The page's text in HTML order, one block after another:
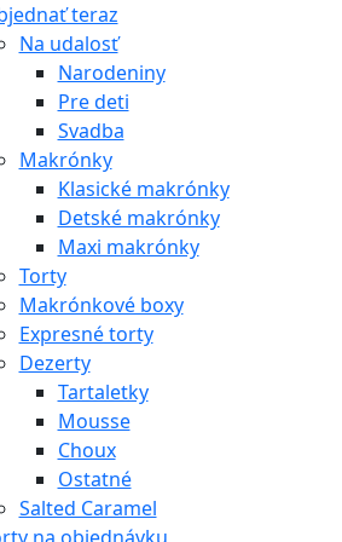
teraz
Na udalosť
Narodeniny
Pre deti
Svadba
Makrónky
Klasické makrónky
Detské makrónky
Maxi makrónky
Torty
Makrónkové boxy
Expresné torty
Dezerty
Tartaletky
Mousse
Choux
Ostatné
Salted Caramel